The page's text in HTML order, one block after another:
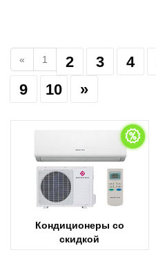
« 1 2 3 4
9
10 »
Кондиционеры со
скидкой